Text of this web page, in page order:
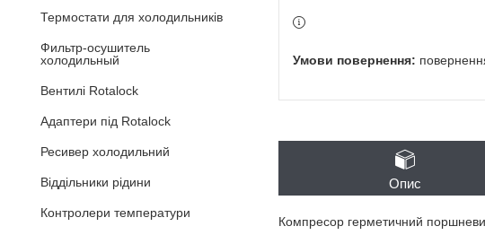
Термостати для холодильників
Фильтр-осушитель
холодильный
Вентилі Rotalock
Адаптери під Rotalock
Ресивер холодильний
Віддільники рідини
Контролери температури
Опис
Компресор герметичний